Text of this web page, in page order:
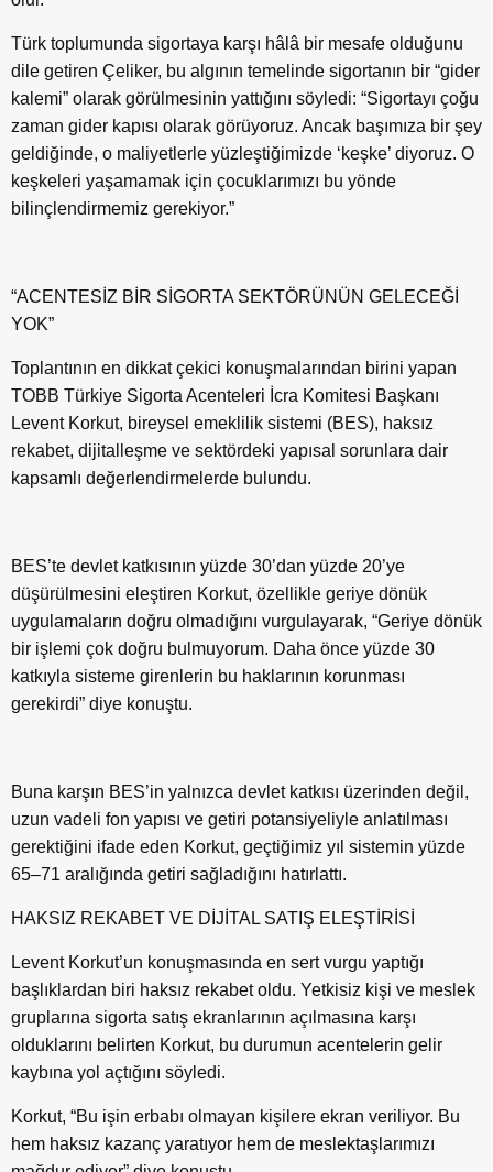
Türk toplumunda sigortaya karşı hâlâ bir mesafe olduğunu
dile getiren Çeliker, bu algının temelinde sigortanın bir “gider
kalemi” olarak görülmesinin yattığını söyledi: “Sigortayı çoğu
zaman gider kapısı olarak görüyoruz. Ancak başımıza bir şey
geldiğinde, o maliyetlerle yüzleştiğimizde ‘keşke’ diyoruz. O
keşkeleri yaşamamak için çocuklarımızı bu yönde
bilinçlendirmemiz gerekiyor.”
“ACENTESİZ BİR SİGORTA SEKTÖRÜNÜN GELECEĞİ
YOK”
Toplantının en dikkat çekici konuşmalarından birini yapan
TOBB Türkiye Sigorta Acenteleri İcra Komitesi Başkanı
Levent Korkut, bireysel emeklilik sistemi (BES), haksız
rekabet, dijitalleşme ve sektördeki yapısal sorunlara dair
kapsamlı değerlendirmelerde bulundu.
BES’te devlet katkısının yüzde 30’dan yüzde 20’ye
düşürülmesini eleştiren Korkut, özellikle geriye dönük
uygulamaların doğru olmadığını vurgulayarak, “Geriye dönük
bir işlemi çok doğru bulmuyorum. Daha önce yüzde 30
katkıyla sisteme girenlerin bu haklarının korunması
gerekirdi” diye konuştu.
Buna karşın BES’in yalnızca devlet katkısı üzerinden değil,
uzun vadeli fon yapısı ve getiri potansiyeliyle anlatılması
gerektiğini ifade eden Korkut, geçtiğimiz yıl sistemin yüzde
65–71 aralığında getiri sağladığını hatırlattı.
HAKSIZ REKABET VE DİJİTAL SATIŞ ELEŞTİRİSİ
Levent Korkut’un konuşmasında en sert vurgu yaptığı
başlıklardan biri haksız rekabet oldu. Yetkisiz kişi ve meslek
gruplarına sigorta satış ekranlarının açılmasına karşı
olduklarını belirten Korkut, bu durumun acentelerin gelir
kaybına yol açtığını söyledi.
Korkut, “Bu işin erbabı olmayan kişilere ekran veriliyor. Bu
hem haksız kazanç yaratıyor hem de meslektaşlarımızı